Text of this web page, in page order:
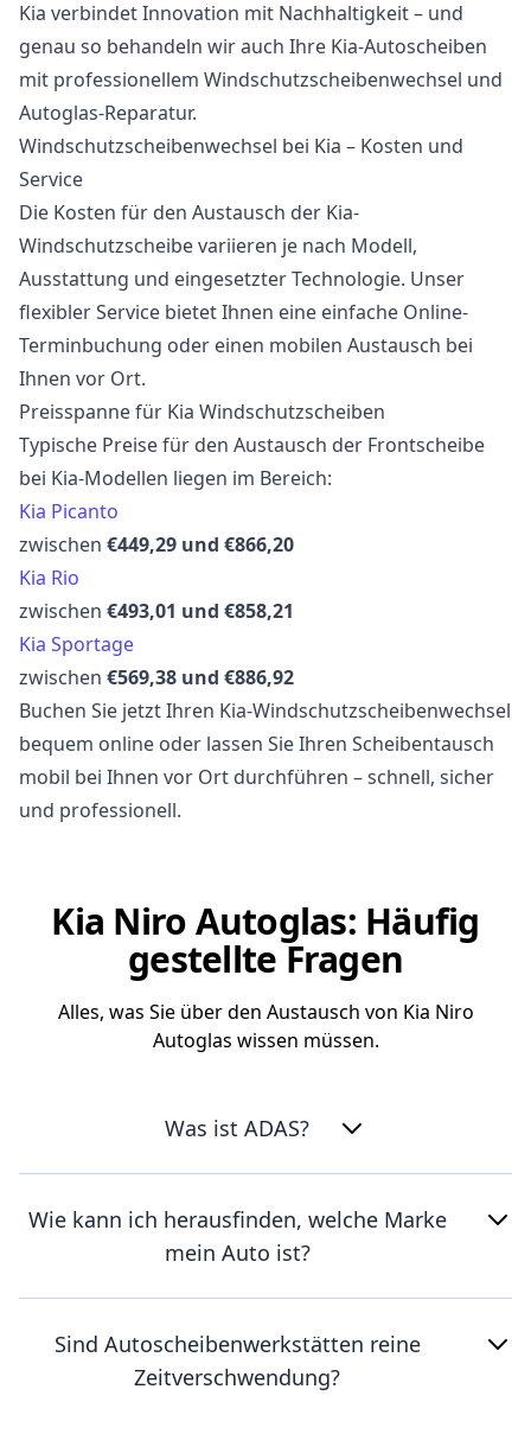
Kia verbindet Innovation mit Nachhaltigkeit – und
genau so behandeln wir auch Ihre Kia-Autoscheiben
mit professionellem Windschutzscheibenwechsel und
Autoglas-Reparatur.
Windschutzscheibenwechsel bei Kia – Kosten und
Service
Die Kosten für den Austausch der Kia-
Windschutzscheibe variieren je nach Modell,
Ausstattung und eingesetzter Technologie. Unser
flexibler Service bietet Ihnen eine einfache Online-
Terminbuchung oder einen mobilen Austausch bei
Ihnen vor Ort.
Preisspanne für Kia Windschutzscheiben
Typische Preise für den Austausch der Frontscheibe
bei Kia-Modellen liegen im Bereich:
Kia Picanto
zwischen €449,29 und €866,20
Kia Rio
zwischen €493,01 und €858,21
Kia Sportage
zwischen €569,38 und €886,92
Buchen Sie jetzt Ihren Kia-Windschutzscheibenwechsel
bequem online oder lassen Sie Ihren Scheibentausch
mobil bei Ihnen vor Ort durchführen – schnell, sicher
und professionell.
Kia Niro Autoglas: Häufig
gestellte Fragen
Alles, was Sie über den Austausch von Kia Niro
Autoglas wissen müssen.
Was ist ADAS?
Wie kann ich herausfinden, welche Marke
mein Auto ist?
Sind Autoscheibenwerkstätten reine
Zeitverschwendung?